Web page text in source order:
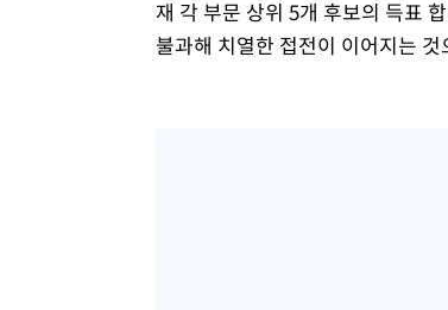
재 각 부문 상위 5개 후보의 득표
불과해 치열한 접전이 이어지는